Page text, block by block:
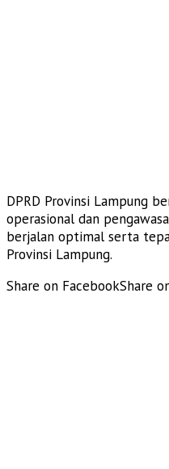
DPRD Provinsi Lampung
operasional dan
berjalan optimal serta
Provinsi Lampung.
Share on FacebookShare